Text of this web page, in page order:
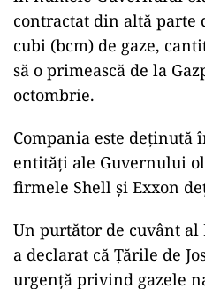
contractat din altă
cubi (bcm) de gaze,
să o primească de la
octombrie.
Compania este deţinută
entităţi ale Guvernului
firmele Shell şi Exxon
Un purtător de cuvânt
a declarat că Ţările de
urgenţă privind gazele